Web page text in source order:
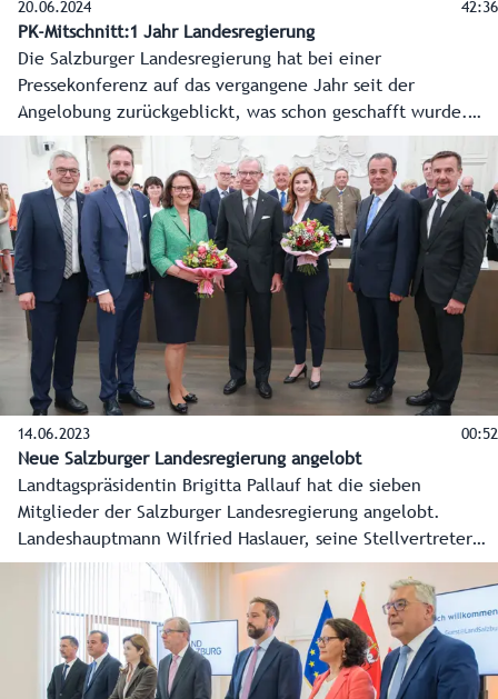
20.06.2024 42:36
PK-Mitschnitt:1 Jahr Landesregierung
Die Salzburger Landesregierung hat bei einer
Pressekonferenz auf das vergangene Jahr seit der
Angelobung zurückgeblickt, was schon geschafft wurde.
Aber der Blick ging noch viel mehr nach vorne, welche
Vorhaben und Schlüsselprojekte für das gesamte
Bundesland anstehen. Hier die O-Töne der
Regierungsspitzen Landeshauptmann Wilfried Haslauer und
Landeshauptmann-Stellvertreterin Marlene Svazek.
14.06.2023 00:52
Neue Salzburger Landesregierung angelobt
Landtagspräsidentin Brigitta Pallauf hat die sieben
Mitglieder der Salzburger Landesregierung angelobt.
Landeshauptmann Wilfried Haslauer, seine Stellvertreter
Marlene Svazek und Stefan Schnöll sowie die Landesräte
Josef Schwaiger, Daniela Gutschi, Christian Pewny und
Martin Zauner.